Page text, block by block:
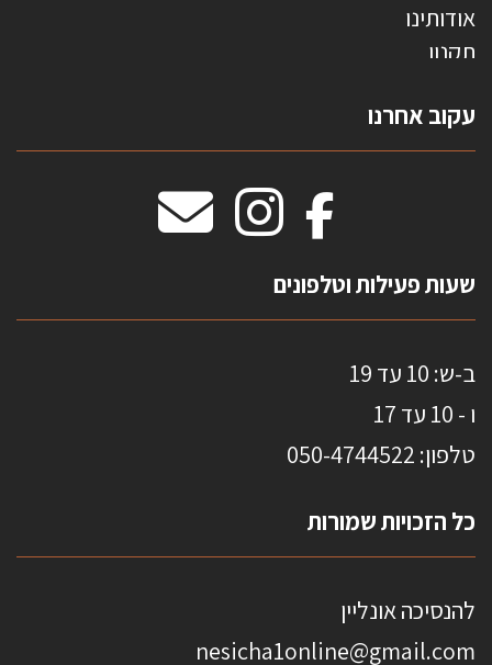
אודותינו
תקנון
טפטים משולשים
וילונות חסיני אש
מדבקות אנטי סאן
עקוב אחרנו
שעות פעילות וטלפונים
ב-ש: 10 עד 19
ו - 10 עד 17
טלפון: 0 50-4744522
כל הזכויות שמורות
להנסיכה אונליין
nesicha1online@gmail.com